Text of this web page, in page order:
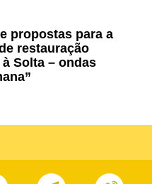
propostas para a
restauração
Solta – ondas